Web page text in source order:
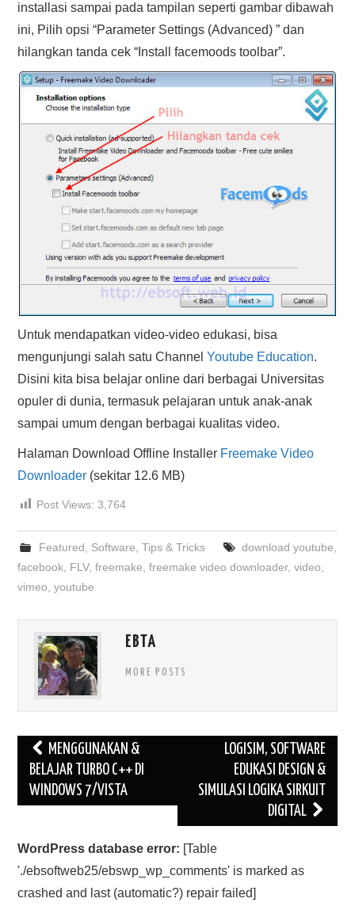
installasi sampai pada tampilan seperti gambar dibawah
ini, Pilih opsi “Parameter Settings (Advanced) ” dan
hilangkan tanda cek “Install facemoods toolbar”.
Untuk mendapatkan video-video edukasi, bisa
mengunjungi salah satu ChannelYoutube Education.
Disini kita bisa belajar online dari berbagai Universitas
opuler di dunia, termasuk pelajaran untuk anak-anak
sampai umum dengan berbagai kualitas video.
Halaman Download Offline Installer Freemake Video
Downloader (sekitar 12.6 MB)
Post Views: 3,764
Featured Software Tips & Tricks download youtube
facebook FLV,freemake ,freemake video downloader,video
vimeo ,youtube
EBTA
MORE POSTS
Post
navigation
MENGGUNAKAN &
BELAJAR TURBO C++ DI
WINDOWS 7/VISTA
LOGISIM, SOFTWARE
EDUKASI DESIGN &
SIMULASI LOGIKA SIRKUIT
DIGITAL
WordPress database error: [Table
'./ebsoftweb25/ebswp_wp_comments' is marked as
crashed and last (automatic?) repair failed]